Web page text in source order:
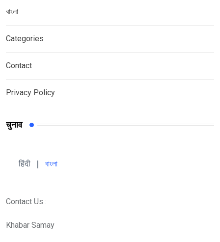
বাংলা
Categories
Contact
Privacy Policy
चुनाव
हिंदी বাংলা
Contact Us :
Khabar Samay